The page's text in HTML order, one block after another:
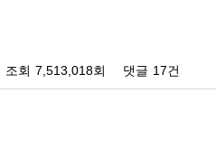
조회 7,513,018회 댓글 17건